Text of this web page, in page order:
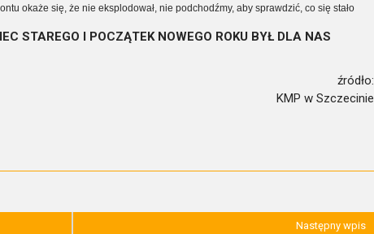
okaże się, że nie eksplodował, nie podchodźmy, aby sprawdzić, co się stało
STAREGO I POCZĄTEK NOWEGO ROKU BYŁ DLA NAS
źródło:
KMP w Szczecinie
Następny wpis